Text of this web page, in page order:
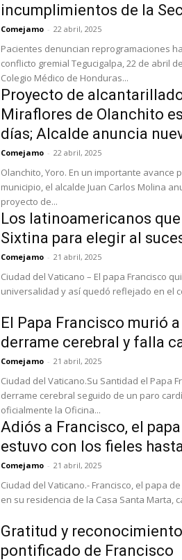
incumplimientos de la
Comejamo - 22 abril, 2025
Pacientes denuncian reprogramaciones
conflicto gremial Tegucigalpa, 22 de abril de 2025 – La Junta Directiva del
Colegio Médico de Honduras...
Proyecto de
Miraflores de Olanchito
días; Alcalde anuncia
Comejamo - 22 abril, 2025
Olanchito, Yoro. En un importante avance
municipio, el alcalde Juan Carlos Molina
proyecto de...
Los latinoamericanos
Sixtina para elegir al
Comejamo - 21 abril, 2025
Ciudad del Vaticano – El papa Francisco
universalidad y así quedó reflejado en el
El Papa Francisco murió
derrame cerebral y falla
Comejamo - 21 abril, 2025
Ciudad del Vaticano.Su Santidad el Papa
derrame cerebral seguido de un paro
oficialmente la Oficina...
Adiós a Francisco, el
estuvo con los fieles
Comejamo - 21 abril, 2025
Ciudad del Vaticano.- Francisco, el papa
en su residencia de la Casa Santa Marta,
Gratitud y
pontificado de Francisco